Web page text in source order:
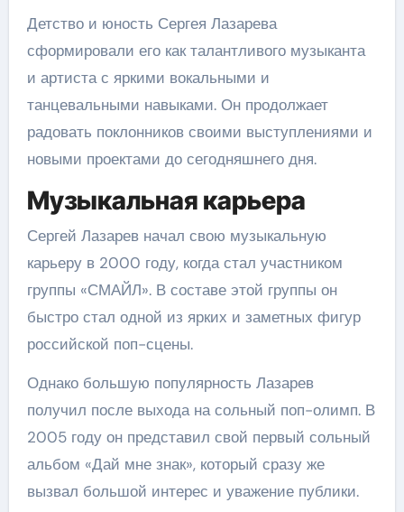
Детство и юность Сергея Лазарева
сформировали его как талантливого музыканта
и артиста с яркими вокальными и
танцевальными навыками. Он продолжает
радовать поклонников своими выступлениями и
новыми проектами до сегодняшнего дня.
Музыкальная карьера
Сергей Лазарев начал свою музыкальную
карьеру в 2000 году, когда стал участником
группы «СМАЙЛ». В составе этой группы он
быстро стал одной из ярких и заметных фигур
российской поп-сцены.
Однако большую популярность Лазарев
получил после выхода на сольный поп-олимп. В
2005 году он представил свой первый сольный
альбом «Дай мне знак», который сразу же
вызвал большой интерес и уважение публики.